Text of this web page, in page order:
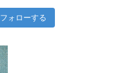
フォローする